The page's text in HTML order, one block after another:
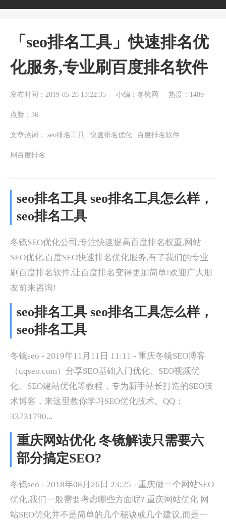
「seo排名工具」快速排名优
化服务,专业刷百度排名软件
发布时间：2019-05-26 13:22:35 小编：冬镜网 热度：1489
点赞：36
文章热词： seo排名工具 快速排名优化 百度排名软件
刷百度排名
seo排名工具 seo排名工具怎么样，
seo排名工具
冬镜SEO优化公司,专注快速提高百度排名权重,网站
SEO优化,百度SEO快速排名优化服务,有了我们的专业
刷百度排名软件,让百度排名变得更加简单!欢迎广大朋
友前来咨询!
seo排名工具 seo排名工具怎么样，
seo排名工具
冬镜seo - 2019年11月11日 11:11 - 重庆冬镜SEO博客
（uqseo.com）分享SEO基础入门优化、SEO视频优
化、SEO建站优化等教程，专为新手站长打造的SEO技
术博客，来这里教你学习SEO优化技术。QQ：
33731790...
重庆网站优化 冬镜解读只需要六
部分搞定SEO?
冬镜seo - 2018年08月26日 23:25 - 重庆做一个网站SEO
优化,我们一般需要考虑哪些方面呢? 重庆网站优化 网
站SEO优化并不是简单的几个秘诀或几个建议,而是一